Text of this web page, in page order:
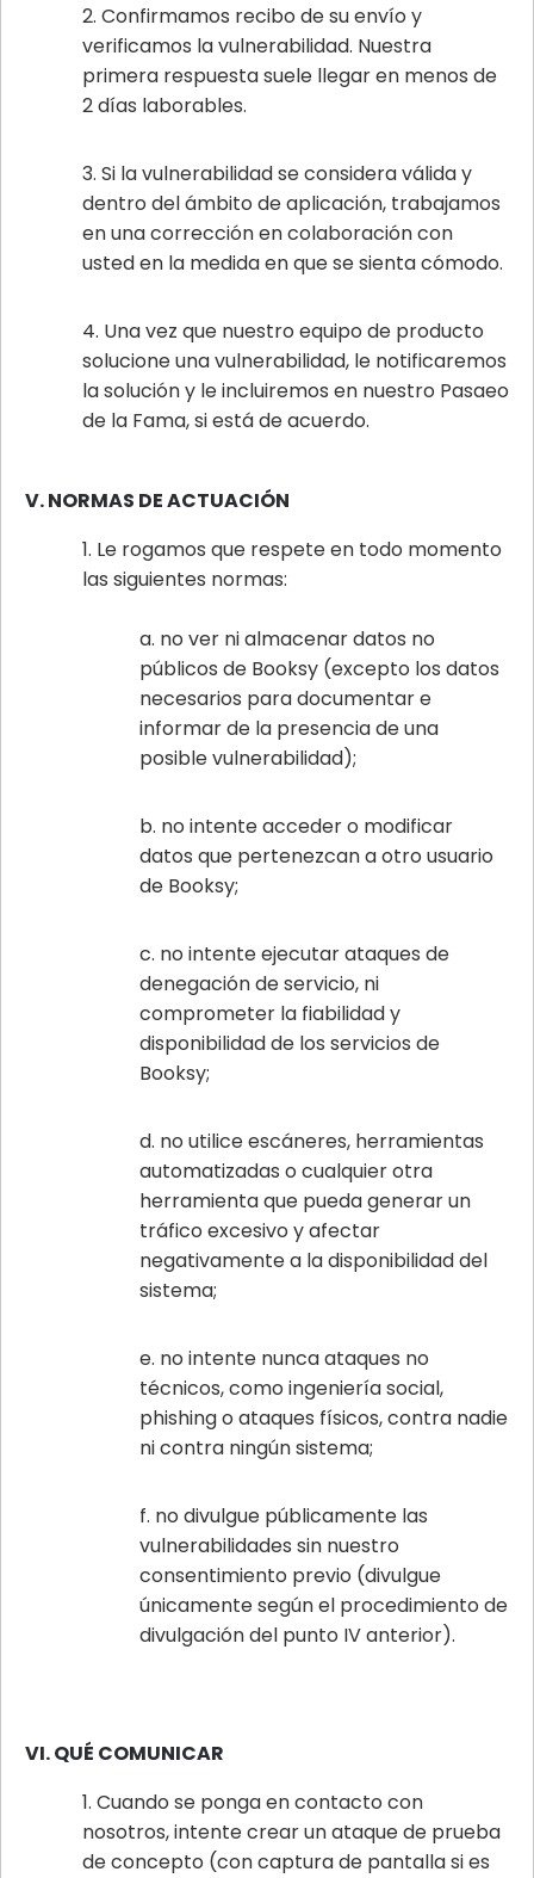
Confirmamos recibo de su envío y
verificamos la vulnerabilidad. Nuestra
primera respuesta suele llegar en menos de
2 días laborables.
Si la vulnerabilidad se considera válida y
dentro del ámbito de aplicación, trabajamos
en una corrección en colaboración con
usted en la medida en que se sienta cómodo.
Una vez que nuestro equipo de producto
solucione una vulnerabilidad, le notificaremos
la solución y le incluiremos en nuestro Pasaeo
de la Fama, si está de acuerdo.
V. NORMAS DE ACTUACIÓN
Le rogamos que respete en todo momento
las siguientes normas:
no ver ni almacenar datos no
públicos de Booksy (excepto los datos
necesarios para documentar e
informar de la presencia de una
posible vulnerabilidad);
no intente acceder o modificar
datos que pertenezcan a otro usuario
de Booksy;
no intente ejecutar ataques de
denegación de servicio, ni
comprometer la fiabilidad y
disponibilidad de los servicios de
Booksy;
no utilice escáneres, herramientas
automatizadas o cualquier otra
herramienta que pueda generar un
tráfico excesivo y afectar
negativamente a la disponibilidad del
sistema;
no intente nunca ataques no
técnicos, como ingeniería social,
phishing o ataques físicos, contra nadie
ni contra ningún sistema;
no divulgue públicamente las
vulnerabilidades sin nuestro
consentimiento previo (divulgue
únicamente según el procedimiento de
divulgación del punto IV anterior).
VI. QUÉ COMUNICAR
Cuando se ponga en contacto con
nosotros, intente crear un ataque de prueba
de concepto (con captura de pantalla si es